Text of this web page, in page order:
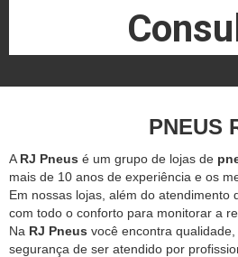
PNEUS
A RJ Pneus é um grupo de lojas de
mais de 10 anos de experiência e os
Em nossas lojas, além do atendimento
com todo o conforto para monitorar a
Na RJ Pneus você encontra
segurança de ser atendido por